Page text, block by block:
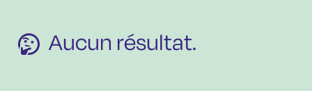
Aucun résultat.